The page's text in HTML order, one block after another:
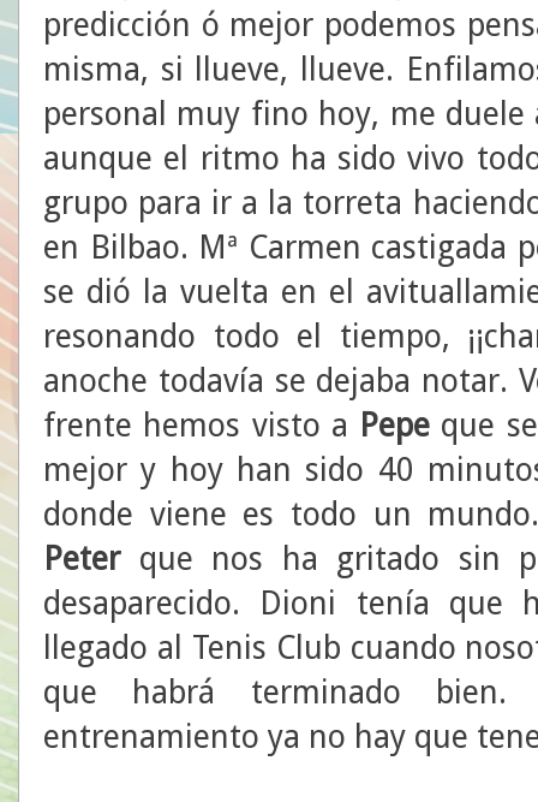
predicción ó mejor podemos
misma, si llueve, llueve.
personal muy fino hoy, me
aunque el ritmo ha sido vivo
grupo para ir a la torreta
en Bilbao. Mª Carmen castigada
se dió la vuelta en el
resonando todo el tiempo,
anoche todavía se dejaba notar.
frente hemos visto a Pepe que
mejor y hoy han sido 40
donde viene es todo un
Peter que nos ha gritado sin
desaparecido. Dioni tenía
llegado al Tenis Club cuando
que habrá terminado
entrenamiento ya no hay que